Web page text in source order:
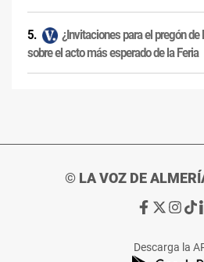
¿Invitaciones para el pregón
sobre el acto más esperado de la Feria
© LA VOZ DE
Ir
de
Ir
de
Ir
de
Descarga la